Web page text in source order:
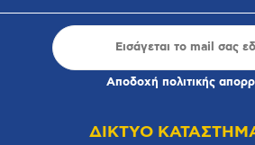
Αποδοχή πολιτικής
ΔΙΚΤΥΟ